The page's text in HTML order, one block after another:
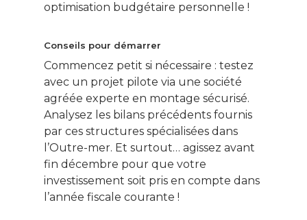
optimisation budgétaire personnelle !
Conseils pour démarrer
Commencez petit si nécessaire : testez
avec un projet pilote via une société
agréée experte en montage sécurisé.
Analysez les bilans précédents fournis
par ces structures spécialisées dans
l’Outre-mer. Et surtout… agissez avant
fin décembre pour que votre
investissement soit pris en compte dans
l’année fiscale courante !